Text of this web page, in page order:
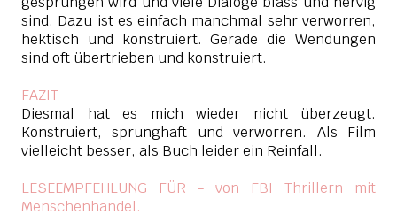
sind. Dazu ist es einfach manchmal sehr verworren,
hektisch und konstruiert. Gerade die Wendungen
sind oft übertrieben und konstruiert.
FAZIT
Diesmal hat es mich wieder nicht überzeugt.
Konstruiert, sprunghaft und verworren. Als Film
vielleicht besser, als Buch leider ein Reinfall.
LESEEMPFEHLUNG FÜR - von FBI Thrillern mit
Menschenhandel.